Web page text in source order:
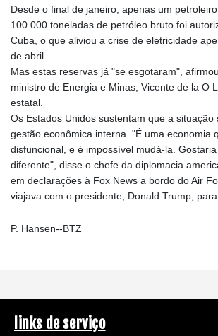
Desde o final de janeiro, apenas um
100.000 toneladas de petróleo bruto foi
Cuba, o que aliviou a crise de eletricidade
de abril.
Mas estas reservas já "se esgotaram",
ministro de Energia e Minas, Vicente de la O
estatal.
Os Estados Unidos sustentam que a situação
gestão econômica interna. "É uma economia
disfuncional, e é impossível mudá-la.
diferente", disse o chefe da diplomacia
em declarações à Fox News a bordo do Air
viajava com o presidente, Donald Trump, para
P. Hansen--BTZ
links de serviço